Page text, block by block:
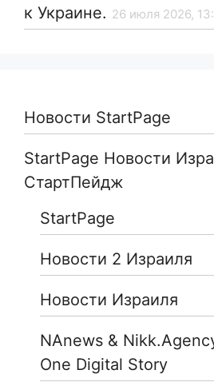
к Украине. 26 июля 2026,
Новости StartPage
StartPage Новости
СтартПейдж
StartPage
Новости 2 Израиля
Новости Израиля
NAnews &
One Digital Story